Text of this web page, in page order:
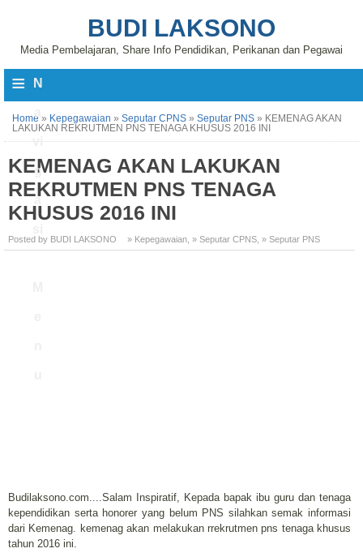
BUDI LAKSONO
Media Pembelajaran, Share Info Pendidikan, Perikanan dan Pegawai
≡ N
vi
g
a
Home » Kepegawaian » Seputar CPNS » Seputar PNS » KEMENAG AKAN
LAKUKAN REKRUTMEN PNS TENAGA KHUSUS 2016 INI
KEMENAG AKAN LAKUKAN
REKRUTMEN PNS TENAGA
KHUSUS 2016 INI
Posted by BUDI LAKSONO » Kepegawaian » Seputar CPNS » Seputar PNS
Budilaksono.com....Salam Inspiratif, Kepada bapak ibu guru dan tenaga
kependidikan serta honorer yang belum PNS silahkan semak informasi
dari Kemenag. kemenag akan melakukan rrekrutmen pns tenaga khusus
tahun 2016 ini.